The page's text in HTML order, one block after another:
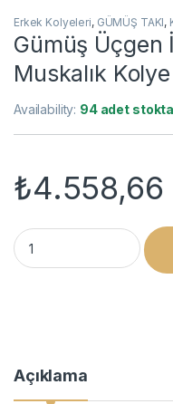
Erkek Kolyeleri, GÜMÜŞ TAKI,
Gümüş Üçgen
Muskalık Kolye
Availability: 94 adet stokta
₺4.558,66
Gümüş Üçgen İçi
Açıklama